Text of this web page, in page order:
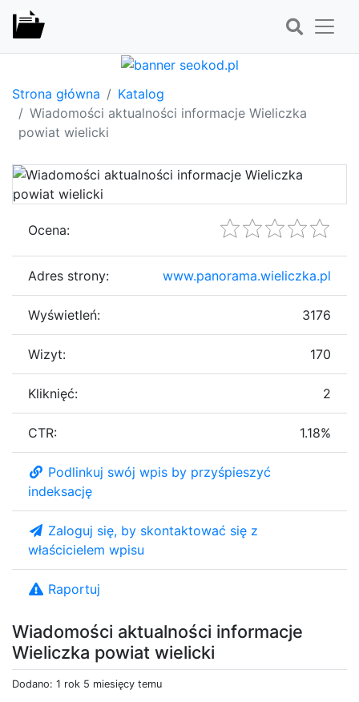
Strona główna
Katalog
Wiadomości aktualności informacje Wieliczka
powiat wielicki
Wiadomości aktualności informacje
Wieliczka powiat wielicki
Dodano: 1 rok 5 miesięcy temu
Ocena:
Adres strony: www.panorama.wieliczka.pl
Wyświetleń: 3176
Wizyt: 170
Kliknięć: 2
CTR: 1.18%
Podlinkuj swój wpis by przyśpieszyć
indeksację
Zaloguj się, by skontaktować się z
właścicielem wpisu
Raportuj